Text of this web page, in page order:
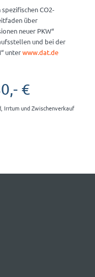
CO2-
über
neuer PKW“
und bei der
unterwww.dat.de
€
Irrtum und Zwischenverkauf